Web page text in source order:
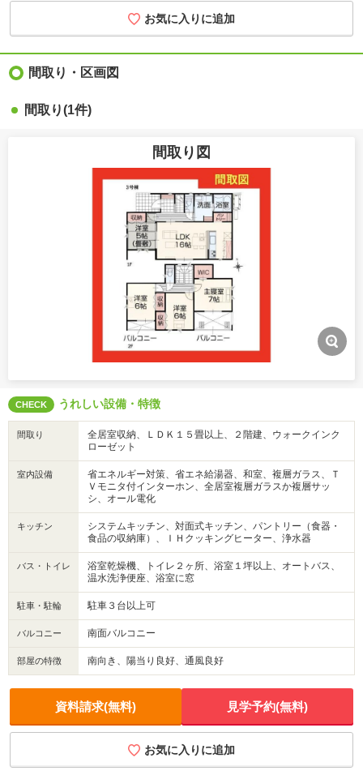
お気に入りに追加
間取り・区画図
間取り(1件)
間取り図
CHECK うれしい設備・特徴
間取り
全居室収納、ＬＤＫ１５畳以上、２階建、ウォークインク
ローゼット
室内設備
省エネルギー対策、省エネ給湯器、和室、複層ガラス、Ｔ
Ｖモニタ付インターホン、全居室複層ガラスか複層サッ
シ、オール電化
キッチン
システムキッチン、対面式キッチン、パントリー（食器・
食品の収納庫）、ＩＨクッキングヒーター、浄水器
バス・トイレ
浴室乾燥機、トイレ２ヶ所、浴室１坪以上、オートバス、
温水洗浄便座、浴室に窓
駐車・駐輪 駐車３台以上可
バルコニー 南面バルコニー
部屋の特徴 南向き、陽当り良好、通風良好
資料請求(無料) 見学予約(無料)
お気に入りに追加